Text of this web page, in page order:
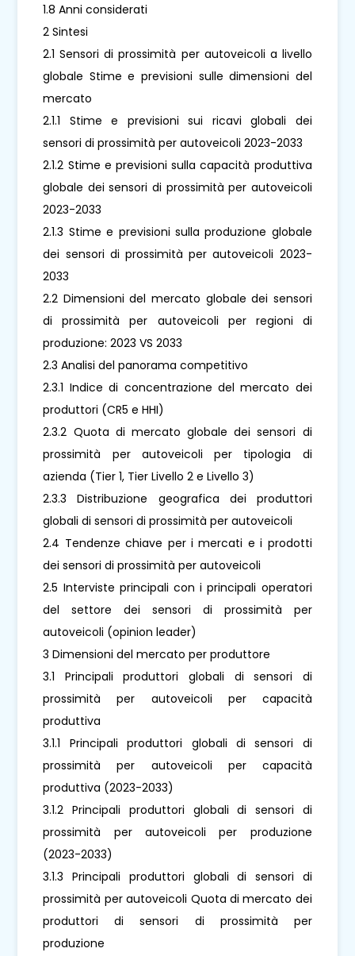
1.8 Anni considerati
2 Sintesi
2.1 Sensori di prossimità per autoveicoli a livello
globale Stime e previsioni sulle dimensioni del
mercato
2.1.1 Stime e previsioni sui ricavi globali dei
sensori di prossimità per autoveicoli 2023-2033
2.1.2 Stime e previsioni sulla capacità produttiva
globale dei sensori di prossimità per autoveicoli
2023-2033
2.1.3 Stime e previsioni sulla produzione globale
dei sensori di prossimità per autoveicoli 2023-
2033
2.2 Dimensioni del mercato globale dei sensori
di prossimità per autoveicoli per regioni di
produzione: 2023 VS 2033
2.3 Analisi del panorama competitivo
2.3.1 Indice di concentrazione del mercato dei
produttori (CR5 e HHI)
2.3.2 Quota di mercato globale dei sensori di
prossimità per autoveicoli per tipologia di
azienda (Tier 1, Tier Livello 2 e Livello 3)
2.3.3 Distribuzione geografica dei produttori
globali di sensori di prossimità per autoveicoli
2.4 Tendenze chiave per i mercati e i prodotti
dei sensori di prossimità per autoveicoli
2.5 Interviste principali con i principali operatori
del settore dei sensori di prossimità per
autoveicoli (opinion leader)
3 Dimensioni del mercato per produttore
3.1 Principali produttori globali di sensori di
prossimità per autoveicoli per capacità
produttiva
3.1.1 Principali produttori globali di sensori di
prossimità per autoveicoli per capacità
produttiva (2023-2033)
3.1.2 Principali produttori globali di sensori di
prossimità per autoveicoli per produzione
(2023-2033)
3.1.3 Principali produttori globali di sensori di
prossimità per autoveicoli Quota di mercato dei
produttori di sensori di prossimità per
produzione